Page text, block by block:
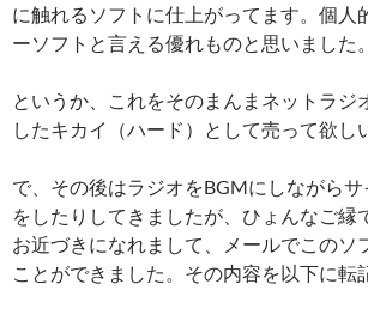
に触れるソフトに仕上がってます。個人
ーソフトと言える優れものと思いました。
というか、これをそのまんまネットラジ
したキカイ（ハード）として売って欲し
で、その後はラジオをBGMにしながら
をしたりしてきましたが、ひょんなご縁
お近づきになれまして、メールでこのソ
ことができました。その内容を以下に転